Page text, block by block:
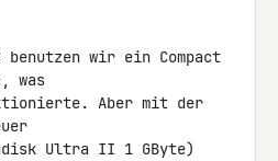
benutzen wir ein Compact
was
Aber mit der
Ultra II 1 GByte)